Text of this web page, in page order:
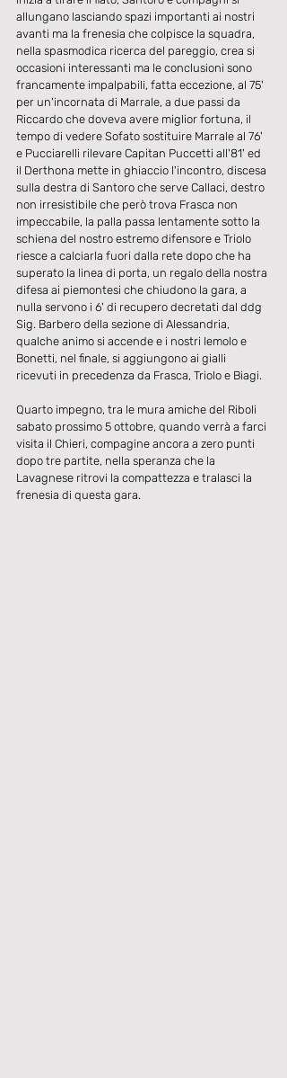
allungano lasciando spazi importanti ai nostri
avanti ma la frenesia che colpisce la squadra,
nella spasmodica ricerca del pareggio, crea si
occasioni interessanti ma le conclusioni sono
francamente impalpabili, fatta eccezione, al 75'
per un'incornata di Marrale, a due passi da
Riccardo che doveva avere miglior fortuna, il
tempo di vedere Sofato sostituire Marrale al 76'
e Pucciarelli rilevare Capitan Puccetti all'81' ed
il Derthona mette in ghiaccio l'incontro, discesa
sulla destra di Santoro che serve Callaci, destro
non irresistibile che però trova Frasca non
impeccabile, la palla passa lentamente sotto la
schiena del nostro estremo difensore e Triolo
riesce a calciarla fuori dalla rete dopo che ha
superato la linea di porta, un regalo della nostra
difesa ai piemontesi che chiudono la gara, a
nulla servono i 6' di recupero decretati dal ddg
Sig. Barbero della sezione di Alessandria,
qualche animo si accende e i nostri Iemolo e
Bonetti, nel finale, si aggiungono ai gialli
ricevuti in precedenza da Frasca, Triolo e Biagi.
Quarto impegno, tra le mura amiche del Riboli
sabato prossimo 5 ottobre, quando verrà a farci
visita il Chieri, compagine ancora a zero punti
dopo tre partite, nella speranza che la
Lavagnese ritrovi la compattezza e tralasci la
frenesia di questa gara.